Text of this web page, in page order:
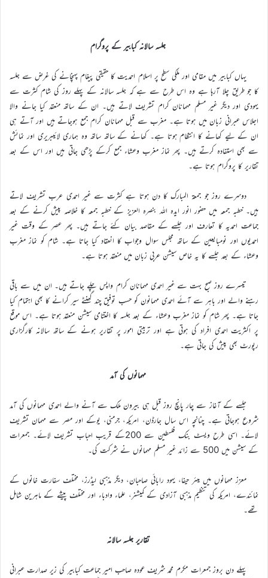
جلسہ سالانہ کبابیر کے پروگرام
یہاں کبابیر میں مقامی اور ملکی سطح پر اسلام احمدیت کا حقیقی پیغام پہنچانے کی غرض سے جلسہ
کا جو طریق چلا آرہا ہے وہ اس طرح سے ہے کہ جلسہ سالانہ کے پہلے روز کی شام کثرت سے
یہودی اور دیگر غیر مسلم مہمانان کرام تشریف لاتے ہیں۔ ان کے ساتھ منعقد کیا جانے والا
اجلاس عبرانی زبان میں ہوتا ہے۔ مغرب سے قبل مہمانان کرام جمع ہوجاتے ہیں اور آتے ہی
ان کے لیے کھانے کا انتظام ہوتا ہے۔ کھانے کے ساتھ ساتھ وہ ہماری لائیبریری اور نمائش
سے بھی استفادہ کرتے ہیں۔ پھر نماز مغرب وعشاء جمع کرکے پڑھی جاتی ہیں اور اس کے بعد
تقاریر کا پروگرام ہوتا ہے۔
دوسرے روز جو جمعۃ المبارک کا دن ہوتا ہے کثرت سے غیر احمدی عرب تشریف لاتے
ہیں۔ خطبہ جمعہ میں حضور انور ایدہ اللہ بنصرہ العزیز کے خطبہ جمعہ کا خلاصہ پیش کرنے کے بعد
جماعت احمدیہ کا تعارف اور جلسے کے مقاصد بیان کئے جاتے ہیں۔ پھر عصر کے وقت غیر
احمدیوں اور نومبایعین کے ساتھ مجلس سوال وجواب کا انعقاد کیا جاتا ہے۔ شام کو نماز مغرب
وعشاء کے بعد جلسے کا یہ خاص سیشن عربی زبان میں منعقد ہوتا ہے۔
تیسرے روز صبح بہت سے غیر احمدی مہمانان کرام واپس چلے جاتے ہیں۔ ان میں سے باقی
رہنے والے اور باہر سے آئے احمدی مہمانون کو حسب توفیق چند گھنٹے سیر کرانے کا بھی اہتمام کیا
جاتا ہے۔ پھر شام کو نماز مغرب وعشاء کے بعد جلسہ کا اختتامی سیشن منعقد ہوتا ہے۔ اس موقع
پر اکثریت احمدی افراد کی ہوتی ہے اور تربیتی امور پر تقاریر ہونے کے ساتھ سالانہ کارگزاری
رپورٹ بھی پیش کی جاتی ہے۔
مہمانوں کی آمد
جلسے کے آغاز سے چار پانچ روز قبل ہی بیرون ملک سے آنے والے احمدی مہمانوں کی آمد
شروع ہوجاتی ہے۔ چنانچہ اس سال جارڈن، امریکہ، جرمنی، یوکے اور مصر سے مہمان تشریف
لائے۔ اسی طرح ویسٹ بنک فلسطین سے 200کے قریب احباب تشریف لائے۔ جمعرات
کے سیشن میں 500 سے زائد غیر مسلم مہمانوں نے شرکت کی۔
معزز مہمانوں میں میئر حیفا، یہود رابائی صاحبان، دیگر مذہبی لیڈرز، مختلف سفارت خانوں کے
نمائندے، امریکہ کی تنظیم مذہبی آزادی کے کمیشنر، علماء وادباء اور مختلف پیشے کے ماہرین شامل
تھے۔
تقاریر جلسہ سالانہ
پہلے دن بروز جمعرات مکرم محمد شریف عودہ صاحب امیر جماعت کبابیر کی زیر صدارت عبرانی